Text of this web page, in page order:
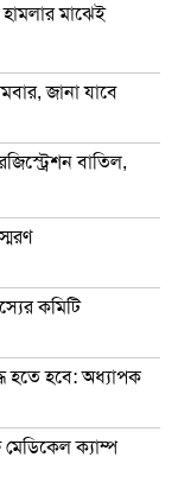
মাঝেই
জানা যাবে
বাতিল,
কমিটি
হতে হবে: অধ্যাপক
মেডিকেল ক্যাম্প